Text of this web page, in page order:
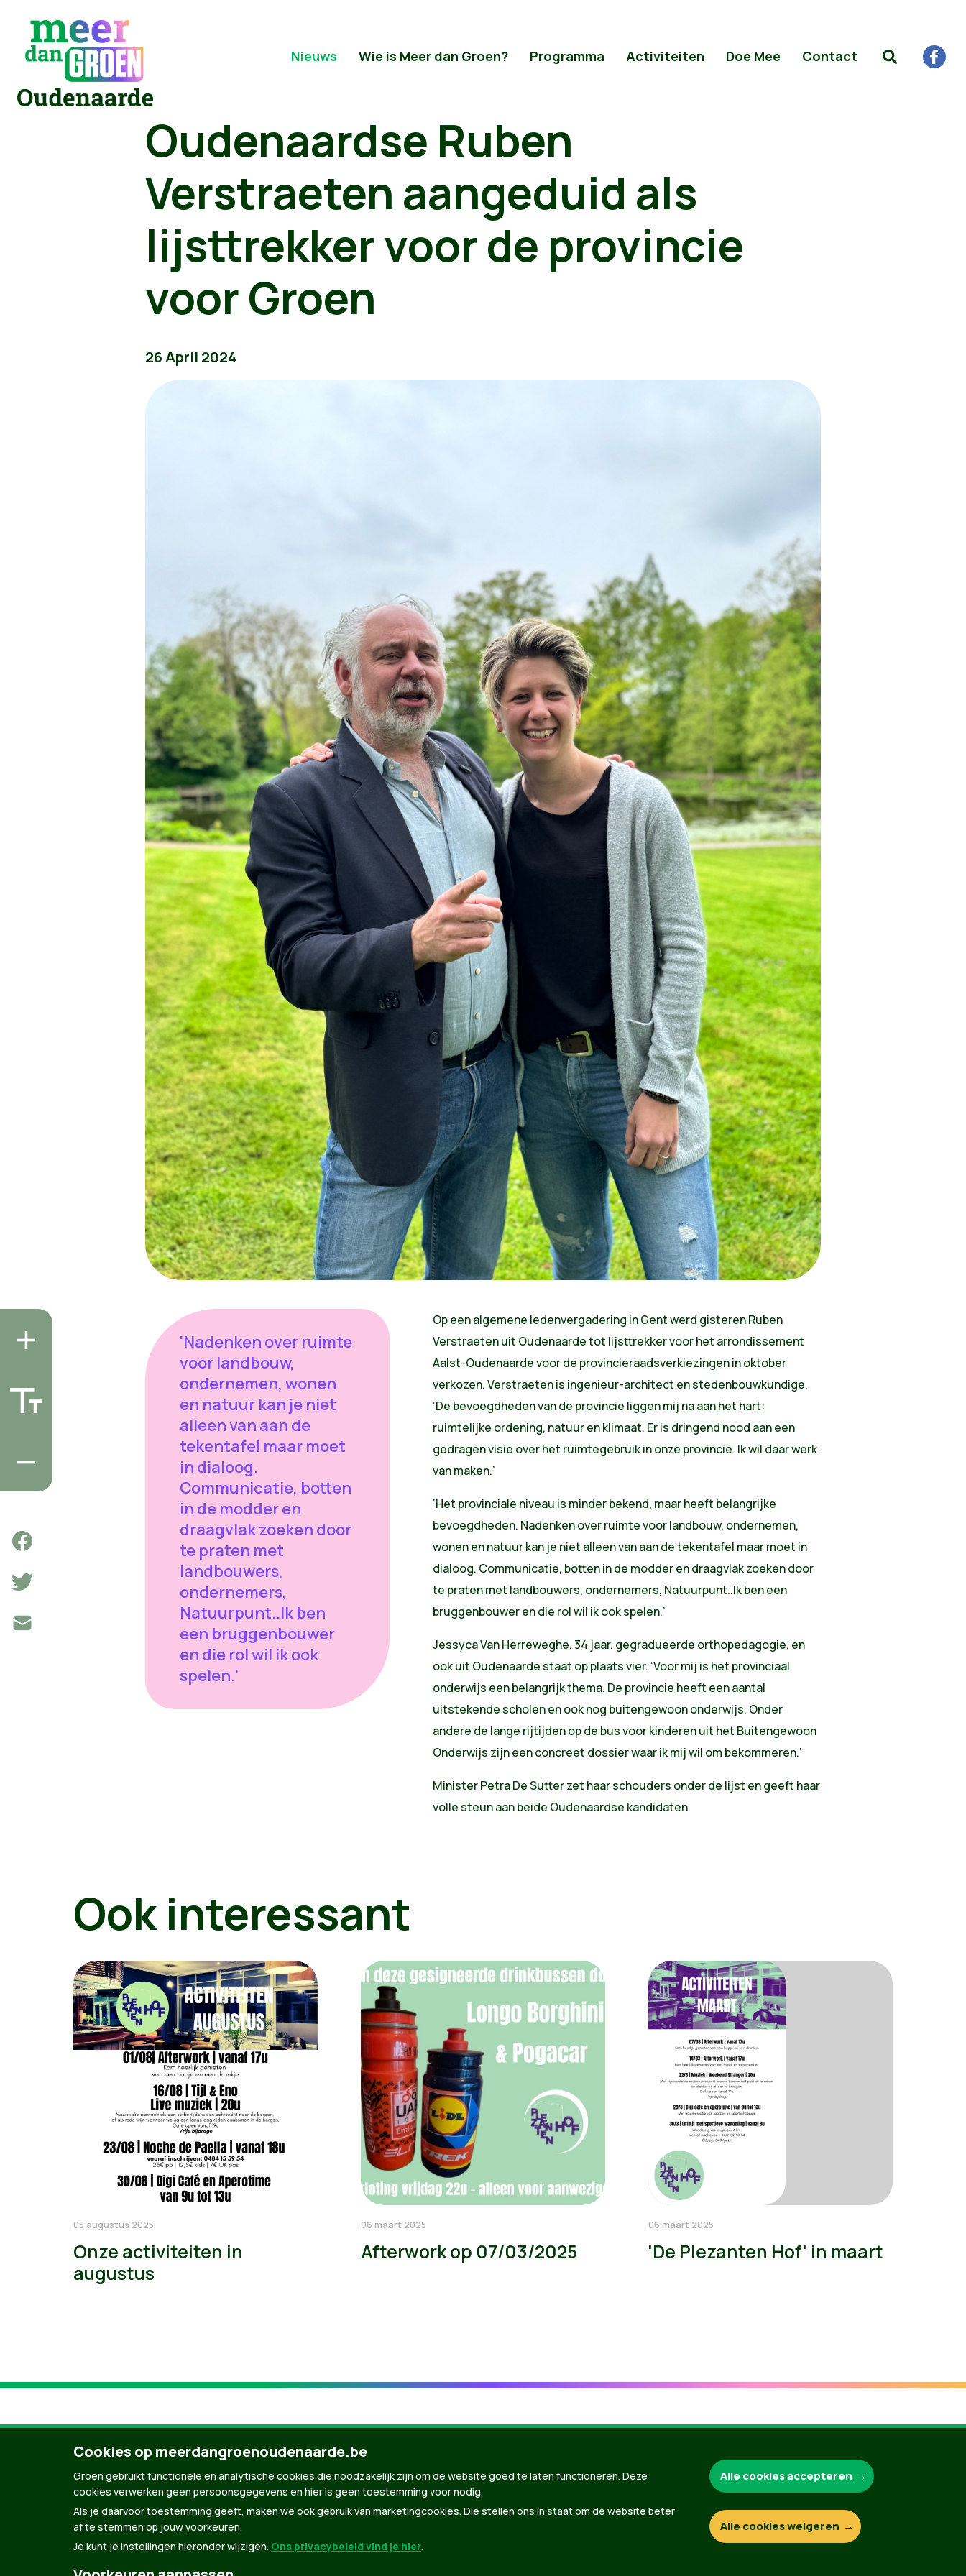
Nieuws Wie is Meer dan Groen? Programma Activiteiten Doe Mee Contact
Oudenaardse Ruben
Verstraeten aangeduid als
lijsttrekker voor de provincie
voor Groen
26 April 2024
'Nadenken over ruimte
voor landbouw,
ondernemen, wonen
en natuur kan je niet
alleen van aan de
tekentafel maar moet
in dialoog.
Communicatie, botten
in de modder en
draagvlak zoeken door
te praten met
landbouwers,
ondernemers,
Natuurpunt..Ik ben
een bruggenbouwer
en die rol wil ik ook
spelen.'
Op een algemene ledenvergadering in Gent werd gisteren Ruben
Verstraeten uit Oudenaarde tot lijsttrekker voor het arrondissement
Aalst-Oudenaarde voor de provincieraadsverkiezingen in oktober
verkozen. Verstraeten is ingenieur-architect en stedenbouwkundige.
‘De bevoegdheden van de provincie liggen mij na aan het hart:
ruimtelijke ordening, natuur en klimaat. Er is dringend nood aan een
gedragen visie over het ruimtegebruik in onze provincie. Ik wil daar werk
van maken.’
‘Het provinciale niveau is minder bekend, maar heeft belangrijke
bevoegdheden. Nadenken over ruimte voor landbouw, ondernemen,
wonen en natuur kan je niet alleen van aan de tekentafel maar moet in
dialoog. Communicatie, botten in de modder en draagvlak zoeken door
te praten met landbouwers, ondernemers, Natuurpunt..Ik ben een
bruggenbouwer en die rol wil ik ook spelen.’
Jessyca Van Herreweghe, 34 jaar, gegradueerde orthopedagogie, en
ook uit Oudenaarde staat op plaats vier. ‘Voor mij is het provinciaal
onderwijs een belangrijk thema. De provincie heeft een aantal
uitstekende scholen en ook nog buitengewoon onderwijs. Onder
andere de lange rijtijden op de bus voor kinderen uit het Buitengewoon
Onderwijs zijn een concreet dossier waar ik mij wil om bekommeren.’
Minister Petra De Sutter zet haar schouders onder de lijst en geeft haar
volle steun aan beide Oudenaardse kandidaten.
Ook interessant
05 augustus 2025
Onze activiteiten in
augustus
06 maart 2025
Afterwork op 07/03/2025
06 maart 2025
'De Plezanten Hof' in maart
Groen.be
© Copyright Groen 2026 | Gemaakt metNationBuilder| Gebouwd door
Cookies op meerdangroenoudenaarde.be
Groen gebruikt functionele en analytische cookies die noodzakelijk zijn om de website goed te laten functioneren. Deze
cookies verwerken geen persoonsgegevens en hier is geen toestemming voor nodig.
Als je daarvoor toestemming geeft, maken we ook gebruik van marketingcookies. Die stellen ons in staat om de website beter
af te stemmen op jouw voorkeuren.
Je kunt je instellingen hieronder wijzigen. Ons privacybeleid vind je hier.
Alle cookies accepteren
Alle cookies weigeren